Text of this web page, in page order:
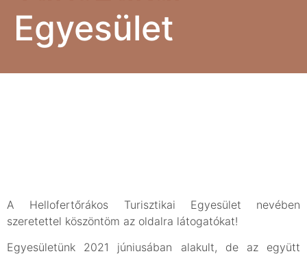
Egyesület
A Hellofertőrákos Turisztikai Egyesület nevében
szeretettel köszöntöm az oldalra látogatókat!
Egyesületünk 2021 júniusában alakult, de az együtt